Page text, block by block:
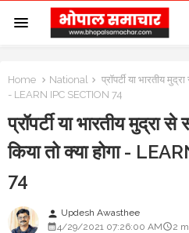
Home National
प्रॉपर्टी या भारतीय
- LEARN IPC SECTION 74
प्रॉपर्टी या भारतीय मुद्रा
किया तो क्या होगा -
74
person Updesh Awasthee
4/29/2021 07:26:00 AM
2